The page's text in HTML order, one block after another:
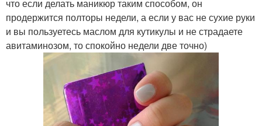
что если делать маникюр таким способом, он
продержится полторы недели, а если у вас не сухие руки
и вы пользуетесь маслом для кутикулы и не страдаете
авитаминозом, то спокойно недели две точно)